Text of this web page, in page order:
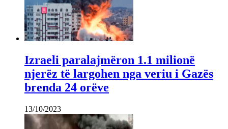
Izraeli paralajmëron 1.1 milionë
njerëz të largohen nga veriu i Gazës
brenda 24 orëve
13/10/2023